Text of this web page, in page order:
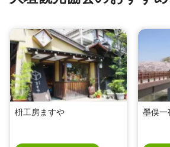
枡工房ますや 墨俣一